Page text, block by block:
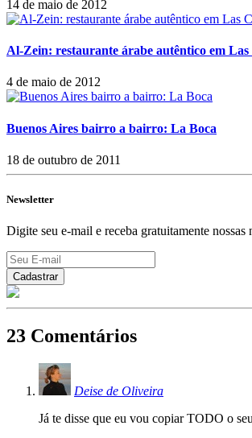
14 de maio de 2012
Al-Zein: restaurante árabe autêntico em Las
4 de maio de 2012
Buenos Aires bairro a bairro: La Boca
18 de outubro de 2011
Newsletter
Digite seu e-mail e receba gratuitamente nossas
23 Comentários
Deise de Oliveira
Já te disse que eu vou copiar TODO o